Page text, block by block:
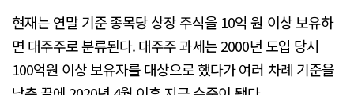
현재는 연말 기준 종목당 상장 주식을 10억 원 이상 보유하
면 대주주로 분류된다. 대주주 과세는 2000년 도입 당시
100억원 이상 보유자를 대상으로 했다가 여러 차례 기준을